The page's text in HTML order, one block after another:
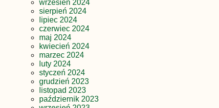
wrzesień 2024
sierpień 2024
lipiec 2024
czerwiec 2024
maj 2024
kwiecień 2024
marzec 2024
luty 2024
styczeń 2024
grudzień 2023
listopad 2023
październik 2023